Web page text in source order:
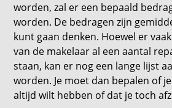
worden, zal er een bepaald
worden. De bedragen zijn
kunt gaan denken. Hoewel er
van de makelaar al een aantal
staan, kan er nog een lange lijst
worden. Je moet dan bepalen of
altijd wilt hebben of dat je toch